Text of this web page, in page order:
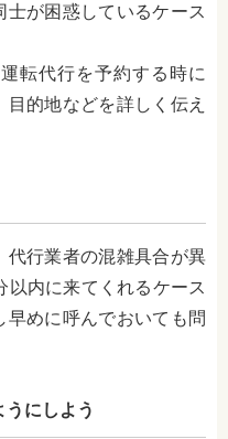
が困惑しているケース
転代行を予約する時に
的地などを詳しく伝え
代行業者の混雑具合が異
以内に来てくれるケース
早めに呼んでおいても問
にしよう